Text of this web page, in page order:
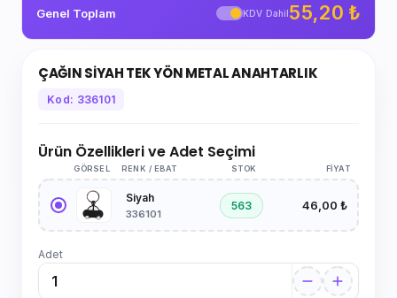
Genel Toplam KDV Dahil55,20 ₺
ÇAĞIN SİYAH TEK YÖN METAL ANAHTARLIK
Kod: 336101
Ürün Özellikleri ve Adet Seçimi
GÖRSEL RENK / EBAT STOK FIYAT
Siyah
336101
563 46,00 ₺
Adet